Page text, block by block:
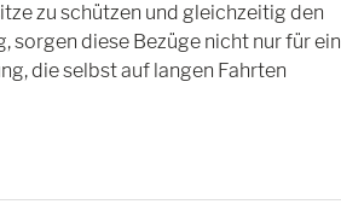
zu schützen und gleichzeitig den
sorgen diese Bezüge nicht nur für ein
die selbst auf langen Fahrten